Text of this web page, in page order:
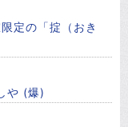
定の「掟（おき
や (爆)